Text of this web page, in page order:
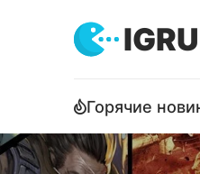
Горячие